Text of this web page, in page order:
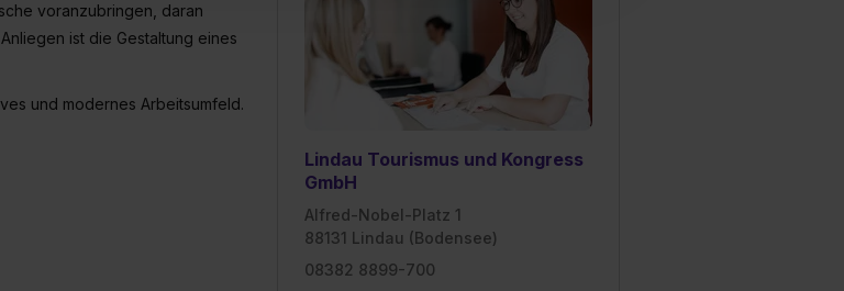
Daten in die USA (Art. 49 Abs. 1 S. 1 lit. a) DS-GVO). Die USA
(EuGH – Schrems II). Du kannst die von dir erteilte Einwilligung
über unsere Datenschutzerklärung unter dem Punkt
Informationen zu den einzelnen Cookies findest du durch Klick auf
Lindau Tourismus und Kongress
GmbH
Alfred-Nobel-Platz 1
88131 Lindau (Bodensee)
08382 8899-700
voranzubringen, daran
ist die Gestaltung eines
und modernes Arbeitsumfeld.